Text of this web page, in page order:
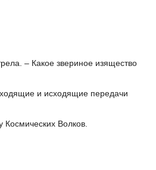
– Какое звериное изящество
и исходящие передачи
Волков.